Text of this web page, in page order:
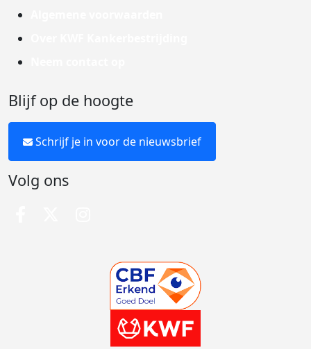
Blijf op de hoogte
Schrijf je in voor de nieuwsbrief
Volg ons